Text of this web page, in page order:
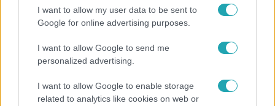
I want to allow my user data to be sent to
Google for online advertising purposes.
I want to allow Google to send me
personalized advertising.
I want to allow Google to enable storage
related to analytics like cookies on web or